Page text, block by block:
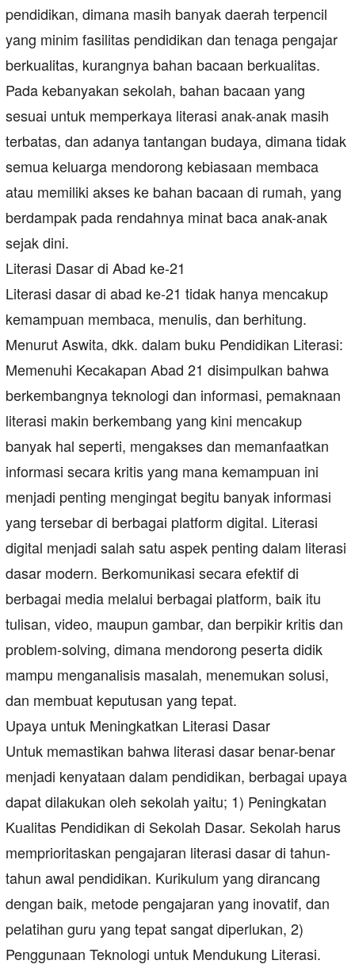
pendidikan, dimana masih banyak daerah terpencil
yang minim fasilitas pendidikan dan tenaga pengajar
berkualitas, kurangnya bahan bacaan berkualitas.
Pada kebanyakan sekolah, bahan bacaan yang
sesuai untuk memperkaya literasi anak-anak masih
terbatas, dan adanya tantangan budaya, dimana tidak
semua keluarga mendorong kebiasaan membaca
atau memiliki akses ke bahan bacaan di rumah, yang
berdampak pada rendahnya minat baca anak-anak
sejak dini.
Literasi Dasar di Abad ke-21
Literasi dasar di abad ke-21 tidak hanya mencakup
kemampuan membaca, menulis, dan berhitung.
Menurut Aswita, dkk. dalam buku Pendidikan Literasi:
Memenuhi Kecakapan Abad 21 disimpulkan bahwa
berkembangnya teknologi dan informasi, pemaknaan
literasi makin berkembang yang kini mencakup
banyak hal seperti, mengakses dan memanfaatkan
informasi secara kritis yang mana kemampuan ini
menjadi penting mengingat begitu banyak informasi
yang tersebar di berbagai platform digital. Literasi
digital menjadi salah satu aspek penting dalam literasi
dasar modern. Berkomunikasi secara efektif di
berbagai media melalui berbagai platform, baik itu
tulisan, video, maupun gambar, dan berpikir kritis dan
problem-solving, dimana mendorong peserta didik
mampu menganalisis masalah, menemukan solusi,
dan membuat keputusan yang tepat.
Upaya untuk Meningkatkan Literasi Dasar
Untuk memastikan bahwa literasi dasar benar-benar
menjadi kenyataan dalam pendidikan, berbagai upaya
dapat dilakukan oleh sekolah yaitu; 1) Peningkatan
Kualitas Pendidikan di Sekolah Dasar. Sekolah harus
memprioritaskan pengajaran literasi dasar di tahun-
tahun awal pendidikan. Kurikulum yang dirancang
dengan baik, metode pengajaran yang inovatif, dan
pelatihan guru yang tepat sangat diperlukan, 2)
Penggunaan Teknologi untuk Mendukung Literasi.